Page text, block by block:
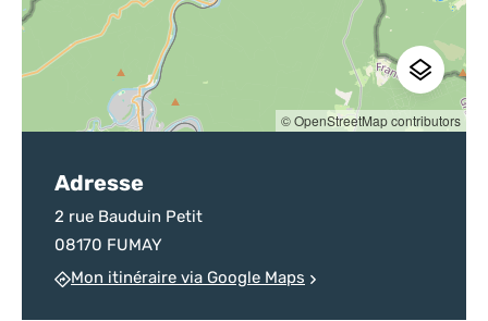
© OpenStreetMap contributors
Adresse
2 rue Bauduin Petit
08170 FUMAY
Mon itinéraire via Google Maps